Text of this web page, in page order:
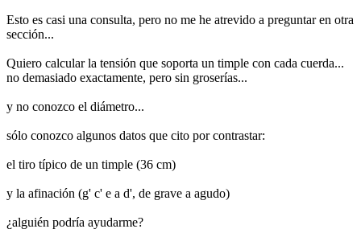
Esto es casi una consulta, pero no me he atrevido a preguntar en otra
sección...
Quiero calcular la tensión que soporta un timple con cada cuerda...
no demasiado exactamente, pero sin groserías...
y no conozco el diámetro...
sólo conozco algunos datos que cito por contrastar:
el tiro típico de un timple (36 cm)
y la afinación (g' c' e a d', de grave a agudo)
¿alguién podría ayudarme?